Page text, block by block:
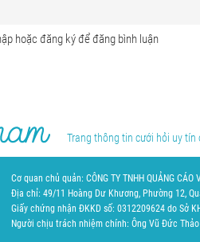
Trang thông tin cưới hỏi uy tín
Cơ quan chủ quản: CÔNG TY TNHH QUẢNG CÁO
Địa chỉ: 49/11 Hoàng Dư Khương, Phường 12,
Giấy chứng nhận ĐKKD số: 0312209624 do Sở
Người chịu trách nhiệm chính: Ông Vũ Đức Thảo